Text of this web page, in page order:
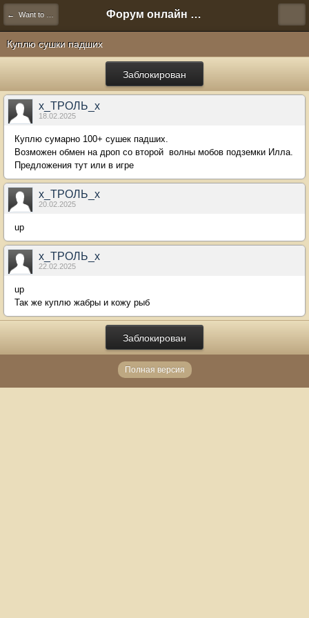
← Want to Buy Форум онлайн игры "Новая Эра" (Нюра Биз)
Куплю сушки падших
Заблокирован
х_ТРОЛЬ_х
18.02.2025
Куплю сумарно 100+ сушек падших.
Возможен обмен на дроп со второй волны мобов подземки Илла.
Предложения тут или в игре
х_ТРОЛЬ_х
20.02.2025
up
х_ТРОЛЬ_х
22.02.2025
up
Так же куплю жабры и кожу рыб
Заблокирован
Полная версия